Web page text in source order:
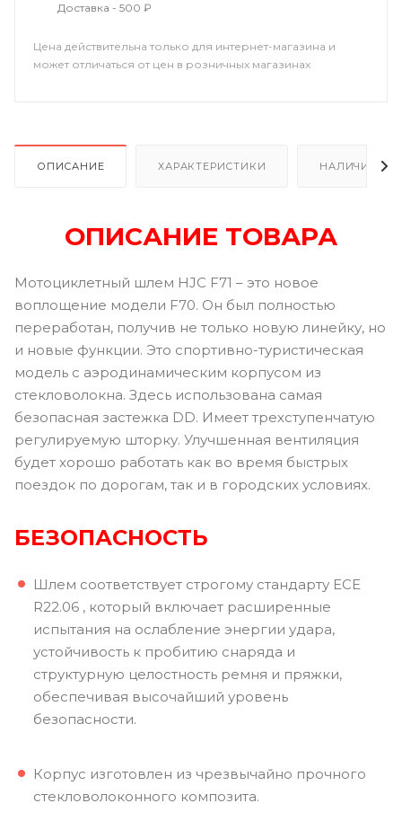
Доставка - 500 ₽
Цена действительна только для интернет-магазина и
может отличаться от цен в розничных магазинах
ОПИСАНИЕ ХАРАКТЕРИСТИКИ НАЛИЧИЕ В
ОПИСАНИЕ ТОВАРА
Мотоциклетный шлем HJC F71 – это новое
воплощение модели F70. Он был полностью
переработан, получив не только новую линейку, но
и новые функции. Это спортивно-туристическая
модель с аэродинамическим корпусом из
стекловолокна. Здесь использована самая
безопасная застежка DD. Имеет трехступенчатую
регулируемую шторку. Улучшенная вентиляция
будет хорошо работать как во время быстрых
поездок по дорогам, так и в городских условиях.
БЕЗОПАСНОСТЬ
Шлем соответствует строгому стандарту ECE
R22.06 , который включает расширенные
испытания на ослабление энергии удара,
устойчивость к пробитию снаряда и
структурную целостность ремня и пряжки,
обеспечивая высочайший уровень
безопасности.
Корпус изготовлен из чрезвычайно прочного
стекловолоконного композита.